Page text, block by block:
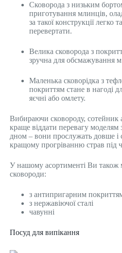
Сковорода з низьким
приготування млинців,
за такої конструкції легко
перевертати.
Велика сковорода з
зручна для обсмажування
Маленька сковорідка з
покриттям стане в нагоді
яєчні або омлету.
Вибираючи сковороду, сотейник
краще віддати перевагу
дном – вони прослужать довше і
кращому прогріванню страв під
У нашому асортименті Ви також
сковороди:
з антипригарним
з нержавіючої сталі
чавунні
Посуд для випікання